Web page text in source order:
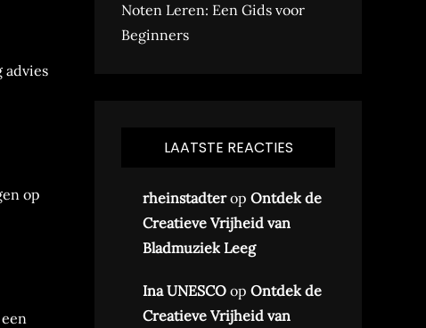
advies
op
Noten Leren: Een Gids voor
Beginners
LAATSTE REACTIES
rheinstadterop Ontdek de
Creatieve Vrijheid van
Bladmuziek Leeg
Ina UNESCO op Ontdek de
Creatieve Vrijheid van